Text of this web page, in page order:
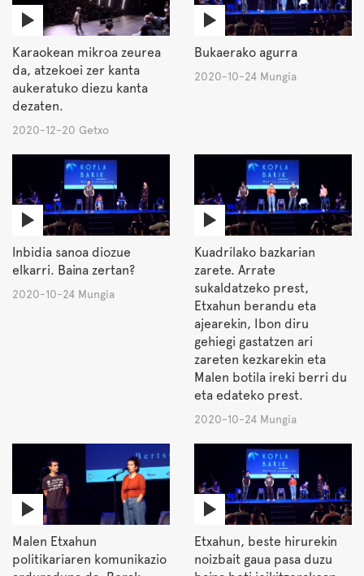
Karaokean mikroa zeurea
da, atzekoei zer kanta
aukeratuko diezu kanta
dezaten.
2020-12-20 Getxo
Bukaerako agurra
2020-10-24 Mungia
Inbidia sanoa diozue
elkarri. Baina zertan?
2020-10-24 Mungia
Kuadrilako bazkarian
zarete. Arrate
sukaldatzeko prest,
Etxahun berandu eta
ajearekin, Ibon diru
gehiegi gastatzen ari
zareten kezkarekin eta
Malen botila ireki berri du
eta edateko prest.
2020-10-24 Mungia
Malen Etxahun
politikariaren komunikazio
Etxahun, beste hirurekin
noizbait gaua pasa duzu